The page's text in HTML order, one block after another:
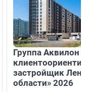
Группа Аквилон
застройщик
области» 2026